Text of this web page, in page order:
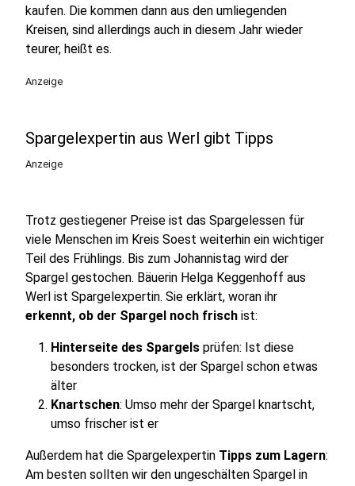
kaufen. Die kommen dann aus den umliegenden
Kreisen, sind allerdings auch in diesem Jahr wieder
teurer, heißt es.
Anzeige
Spargelexpertin aus Werl gibt Tipps
Anzeige
Trotz gestiegener Preise ist das Spargelessen für
viele Menschen im Kreis Soest weiterhin ein wichtiger
Teil des Frühlings. Bis zum Johannistag wird der
Spargel gestochen. Bäuerin Helga Keggenhoff aus
Werl ist Spargelexpertin. Sie erklärt, woran ihr
erkennt, ob der Spargel noch frisch ist:
Hinterseite des Spargels prüfen: Ist diese
besonders trocken, ist der Spargel schon etwas
älter
Knartschen: Umso mehr der Spargel knartscht,
umso frischer ist er
Außerdem hat die Spargelexpertin Tipps zum Lagern:
Am besten sollten wir den ungeschälten Spargel in